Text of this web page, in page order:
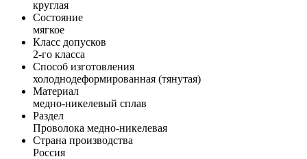
круглая
Состояние
мягкое
Класс допусков
2-го класса
Способ изготовления
холоднодеформированная (тянутая)
Материал
медно-никелевый сплав
Раздел
Проволока медно-никелевая
Страна производства
Россия